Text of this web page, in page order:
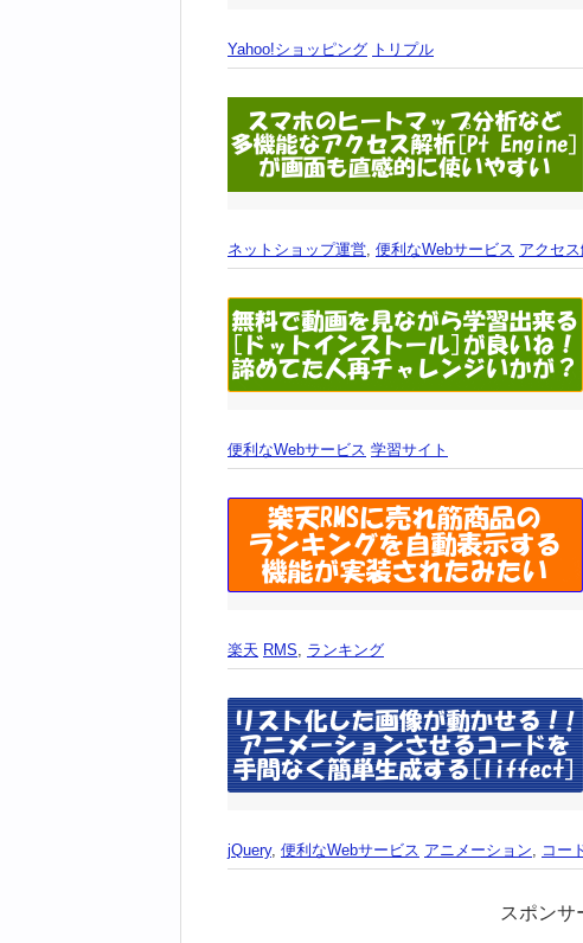
Yahoo!ショッピング トリプル
ネットショップ運営, 便利なWebサービス アクセ
便利なWebサービス 学習サイト
楽天 RMS, ランキング
jQuery, 便利なWebサービス アニメーション, コー
スポンサ